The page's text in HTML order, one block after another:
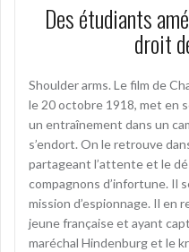
Des étudiants
droit
Shoulder arms. Le film de
le 20 octobre 1918, met en
un entraînement dans un
s’endort. On le retrouve
partageant l’attente et le
compagnons d’infortune. Il
mission d’espionnage. Il en
jeune française et ayant
maréchal Hindenburg et le